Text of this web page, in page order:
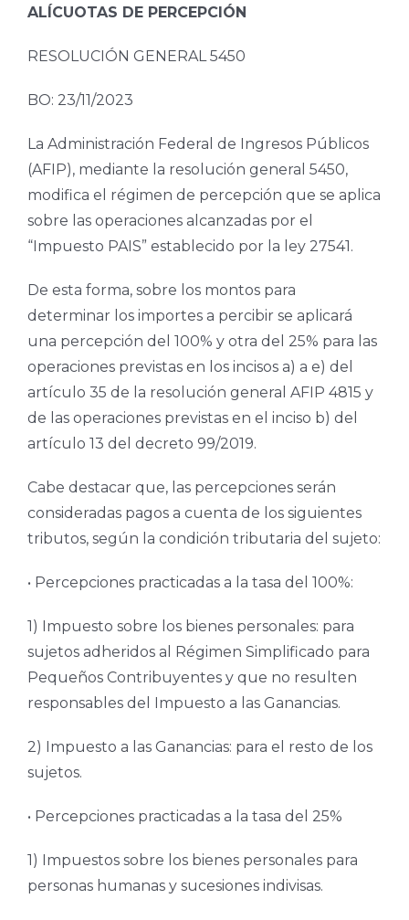
ALÍCUOTAS DE PERCEPCIÓN
RESOLUCIÓN GENERAL 5450
BO: 23/11/2023
La Administración Federal de Ingresos Públicos
(AFIP), mediante la resolución general 5450,
modifica el régimen de percepción que se aplica
sobre las operaciones alcanzadas por el
“Impuesto PAIS” establecido por la ley 27541.
De esta forma, sobre los montos para
determinar los importes a percibir se aplicará
una percepción del 100% y otra del 25% para las
operaciones previstas en los incisos a) a e) del
artículo 35 de la resolución general AFIP 4815 y
de las operaciones previstas en el inciso b) del
artículo 13 del decreto 99/2019.
Cabe destacar que, las percepciones serán
consideradas pagos a cuenta de los siguientes
tributos, según la condición tributaria del sujeto:
• Percepciones practicadas a la tasa del 100%:
1) Impuesto sobre los bienes personales: para
sujetos adheridos al Régimen Simplificado para
Pequeños Contribuyentes y que no resulten
responsables del Impuesto a las Ganancias.
2) Impuesto a las Ganancias: para el resto de los
sujetos.
• Percepciones practicadas a la tasa del 25%
1) Impuestos sobre los bienes personales para
personas humanas y sucesiones indivisas.